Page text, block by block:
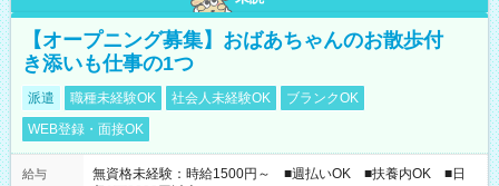
【オープニング募集】おばあちゃんのお散歩付
き添いも仕事の1つ
派遣 職種未経験OK 社会人未経験OK
ブランクOK
WEB登録・面接OK
給与
無資格未経験：時給1500円～ ■週払いOK ■扶養内OK ■日